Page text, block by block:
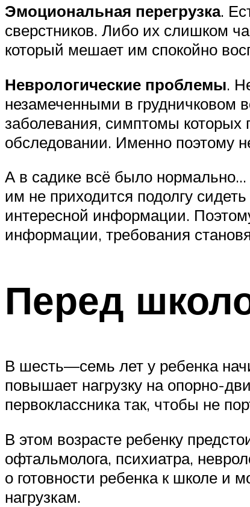
Эмоциональная перегрузка.
сверстников. Либо их слишком
который мешает им спокойно
Неврологические проблемы.
незамеченными в грудничковом
заболевания, симптомы которых
обследовании. Именно поэтому
А в садике всё было
им не приходится подолгу
интересной информации.
информации, требования
Перед
В шесть—семь лет у ребенка
повышает нагрузку на опорно-
первоклассника так, чтобы не
В этом возрасте ребенку
офтальмолога, психиатра,
о готовности ребенка к школе и
нагрузкам.